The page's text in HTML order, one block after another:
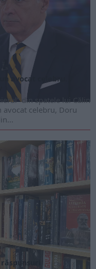
avocat celebru.
din spatele lui Călin
avocat celebru, Doru